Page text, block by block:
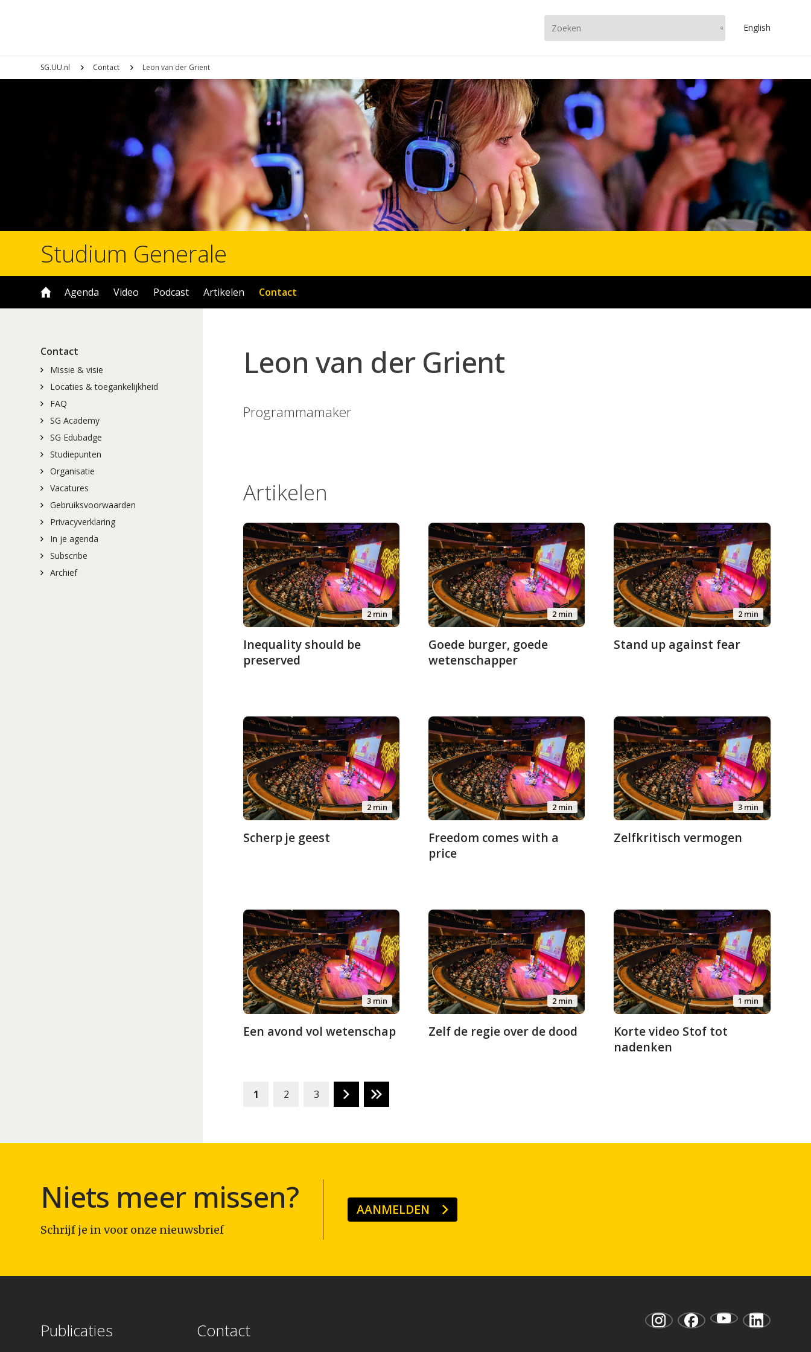
English
SG.UU.nl Contact Leon van der Grient
Studium Generale
Agenda Video Podcast Artikelen Contact
Contact
Missie & visie
Locaties & toegankelijkheid
FAQ
SG Academy
SG Edubadge
Studiepunten
Organisatie
Vacatures
Gebruiksvoorwaarden
Privacyverklaring
In je agenda
Subscribe
Archief
Leon van der Grient
Programmamaker
Artikelen
2 min
Inequality should be
preserved
2 min
Goede burger, goede
wetenschapper
2 min
Stand up against fear
2 min
Scherp je geest
2 min
Freedom comes with a
price
3 min
Zelfkritisch vermogen
3 min
Een avond vol wetenschap
2 min
Zelf de regie over de dood
1 min
Korte video Stof tot
nadenken
1 2 3
Niets meer missen?
Schrijf je in voor onze nieuwsbrief
AANMELDEN
Publicaties Contact